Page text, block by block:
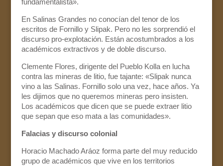
fundamentalista».
En Salinas Grandes no conocían del tenor de los
escritos de Fornillo y Slipak. Pero no les sorprendió el
discurso pro-explotación. Están acostumbrados a los
académicos extractivos y de doble discurso.
Clemente Flores, dirigente del Pueblo Kolla en lucha
contra las mineras de litio, fue tajante: «Slipak nunca
vino a las Salinas. Fornillo solo una vez, hace años. Ya
les dijimos que no queremos mineras pero insisten.
Los académicos que dicen que se puede extraer litio
que sepan que eso mata a las comunidades».
Falacias y discurso colonial
Horacio Machado Aráoz forma parte del muy reducido
grupo de académicos que vive en los territorios